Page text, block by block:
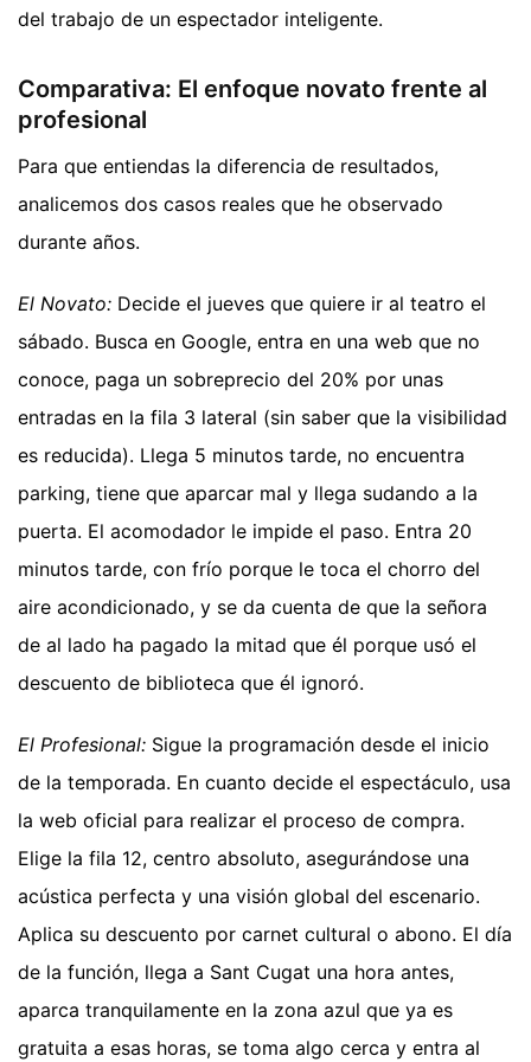
del trabajo de un espectador inteligente.
Comparativa: El enfoque novato frente al
profesional
Para que entiendas la diferencia de resultados,
analicemos dos casos reales que he observado
durante años.
El Novato: Decide el jueves que quiere ir al teatro el
sábado. Busca en Google, entra en una web que no
conoce, paga un sobreprecio del 20% por unas
entradas en la fila 3 lateral (sin saber que la visibilidad
es reducida). Llega 5 minutos tarde, no encuentra
parking, tiene que aparcar mal y llega sudando a la
puerta. El acomodador le impide el paso. Entra 20
minutos tarde, con frío porque le toca el chorro del
aire acondicionado, y se da cuenta de que la señora
de al lado ha pagado la mitad que él porque usó el
descuento de biblioteca que él ignoró.
El Profesional: Sigue la programación desde el inicio
de la temporada. En cuanto decide el espectáculo, usa
la web oficial para realizar el proceso de compra.
Elige la fila 12, centro absoluto, asegurándose una
acústica perfecta y una visión global del escenario.
Aplica su descuento por carnet cultural o abono. El día
de la función, llega a Sant Cugat una hora antes,
aparca tranquilamente en la zona azul que ya es
gratuita a esas horas, se toma algo cerca y entra al